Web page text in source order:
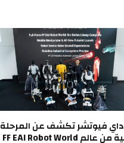
فيوتشر تكشف عن المرحلة
الثانية من عالم FF EAI Robot World